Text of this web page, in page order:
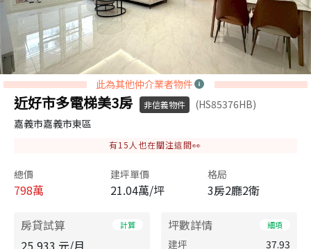
此為其他仲介業者物件
近好市多電梯美3房 非信義物件
(HS85376HB)
嘉義市嘉義市東區
有15 人也在關注這間👀
總價
798萬
建坪單價
21.04萬/坪
格局
3房2廳2衛
房貸試算 計算
25,933 元/月
坪數詳情 細項
建坪
37.93